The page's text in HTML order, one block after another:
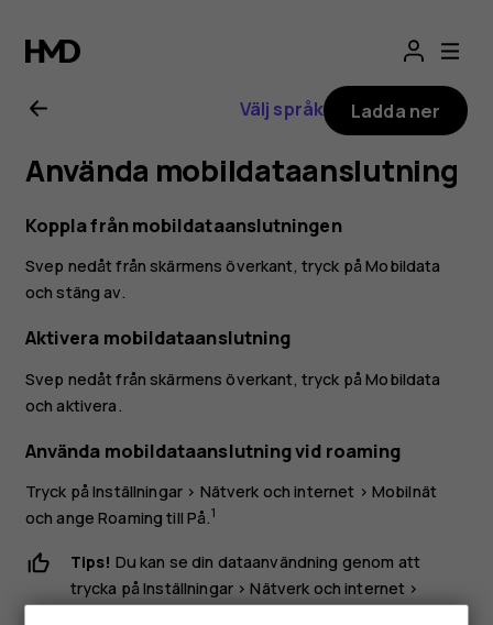
för
Nokia
3.2
Välj språk Ladda ner
Använda mobildataanslutning
Koppla från mobildataanslutningen
Svep nedåt från skärmens överkant, tryck påMobildata
och stäng av.
Aktivera mobildataanslutning
Svep nedåt från skärmens överkant, tryck påMobildata
och aktivera.
Använda mobildataanslutning vid roaming
Tryck påInställningar > Nätverk och internet > Mobilnät
och angeRoaming tillPå.1
Tips! Du kan se din dataanvändning genom att
trycka påInställningar >Nätverk och internet >